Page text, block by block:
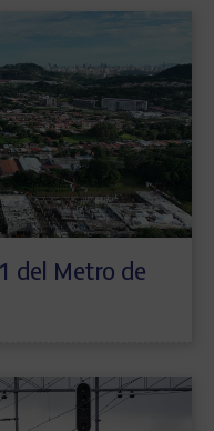
del Metro de